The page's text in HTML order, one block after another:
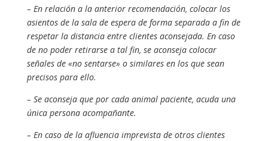
– En relación a la anterior recomendación, colocar los
asientos de la sala de espera de forma separada a fin de
respetar la distancia entre clientes aconsejada. En caso
de no poder retirarse a tal fin, se aconseja colocar
señales de «no sentarse» o similares en los que sean
precisos para ello.
– Se aconseja que por cada animal paciente, acuda una
única persona acompañante.
– En caso de la afluencia imprevista de otros clientes